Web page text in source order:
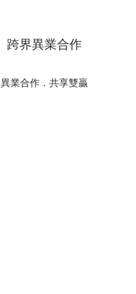
跨界異業合作
異業合作．共享雙贏